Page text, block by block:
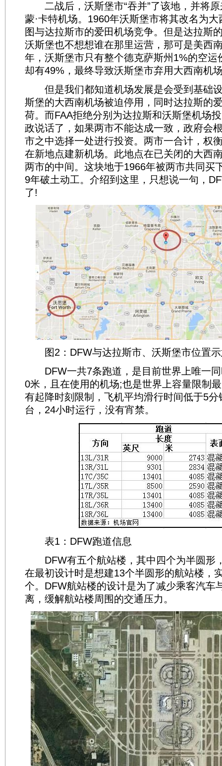
二战后，沃斯堡市“吞并”了该地，并将原
蒙·卡特机场。1960年沃斯堡市将其改名为
图与达拉斯市的爱田机场竞争。但是达拉斯
沃斯堡也不想想谁在那里运营，那可是美西
年，沃斯堡市只有整个德克萨斯州1%的空运
却有49%，最终导致沃斯堡市弃用大西南机
但是我们都知道机场发展是会受到基础
斯堡的大西南机场被迫停用，同时达拉斯的
荷。而FAA拒绝分别为达拉斯和沃斯堡机场
政说话了，如果两市不能达成一致，政府会
市之中选择一处进行投资。两市一合计，权
在新地点建新机场。此地点在已关闭的大西
两市的中间。这块地于1966年被两市共同买
9年破土动工。介绍到这里，只想说一句，
了!
图2：DFW与达拉斯市、沃斯堡市位置
DFW一共7条跑道，是目前世界上唯一同
0米，且在使用的机场;也是世界上容量限制
有起降时刻限制，飞机平均滑行时间低于5
台，24小时运行，没有宵禁。
表1：DFW跑道信息
DFW有五个航站楼，其中四个为半圆形
在最初设计时是想建13个半圆形的航站楼，
个。DFW航站楼的设计是为了减少乘客汽车
离，缓解航站楼周围的交通压力。